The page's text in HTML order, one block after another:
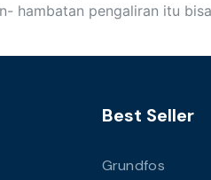
hambatan pengaliran itu
Best Seller
Grundfos